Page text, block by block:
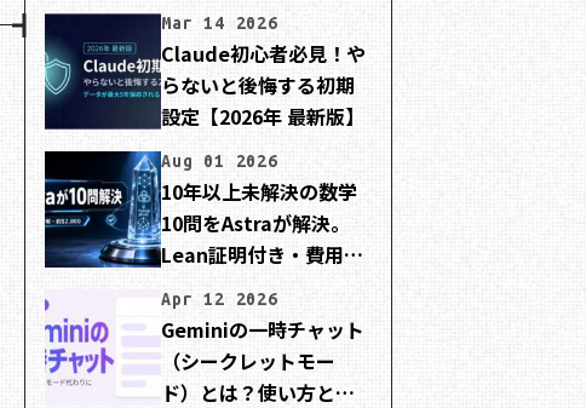
Mar 14 2026
Claude初心者必見！や
らないと後悔する初期
設定【2026年 最新版】
Aug 01 2026
10年以上未解決の数学
10問をAstraが解決。
Lean証明付き・費用は
Apr 12 2026
Geminiの一時チャット
（シークレットモー
ド）とは？使い方と注